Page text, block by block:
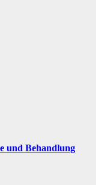
und Behandlung